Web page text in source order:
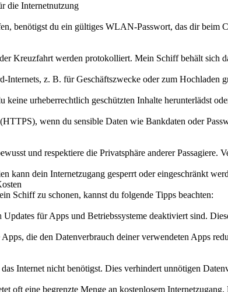
die Internetnutzung
benötigst du ein gültiges WLAN-Passwort, das dir
Kreuzfahrt werden protokolliert. Mein Schiff behält sich
Internets, z. B. für Geschäftszwecke oder zum Hochladen
keine urheberrechtlich geschützten Inhalte herunterlädst
wenn du sensible Daten wie Bankdaten oder
und respektiere die Privatsphäre anderer
kann dein Internetzugang gesperrt oder eingeschränkt
Schiff zu schonen, kannst du folgende Tipps beachten:
Updates für Apps und Betriebssysteme deaktiviert sind.
Apps, die den Datenverbrauch deiner verwendeten Apps
Internet nicht benötigst. Dies verhindert unnötigen
oft eine begrenzte Menge an kostenlosem